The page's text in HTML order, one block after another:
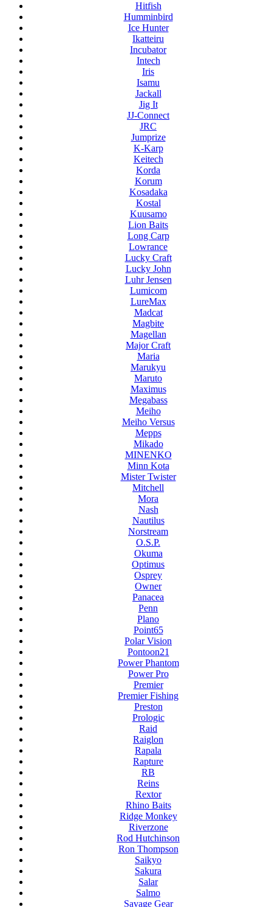
Hitfish
Humminbird
Ice Hunter
Ikatteiru
Incubator
Intech
Iris
Isamu
Jackall
Jig It
JJ-Connect
JRC
Jumprize
K-Karp
Keitech
Korda
Korum
Kosadaka
Kostal
Kuusamo
Lion Baits
Long Carp
Lowrance
Lucky Craft
Lucky John
Luhr Jensen
Lumicom
LureMax
Madcat
Magbite
Magellan
Major Craft
Maria
Marukyu
Maruto
Maximus
Megabass
Meiho
Meiho Versus
Mepps
Mikado
MINENKO
Minn Kota
Mister Twister
Mitchell
Mora
Nash
Nautilus
Norstream
O.S.P.
Okuma
Optimus
Osprey
Owner
Panacea
Penn
Plano
Point65
Polar Vision
Pontoon21
Power Phantom
Power Pro
Premier
Premier Fishing
Preston
Prologic
Raid
Raiglon
Rapala
Rapture
RB
Reins
Rextor
Rhino Baits
Ridge Monkey
Riverzone
Rod Hutchinson
Ron Thompson
Saikyo
Sakura
Salar
Salmo
Savage Gear